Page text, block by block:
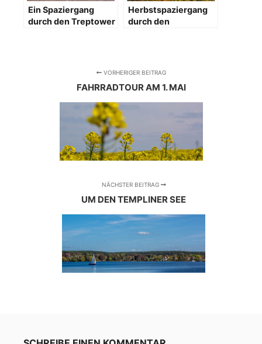
Ein Spaziergang
durch den Treptower
Herbstspaziergang
durch den
VORHERIGER BEITRAG
FAHRRADTOUR AM 1. MAI
NÄCHSTER BEITRAG
UM DEN TEMPLINER SEE